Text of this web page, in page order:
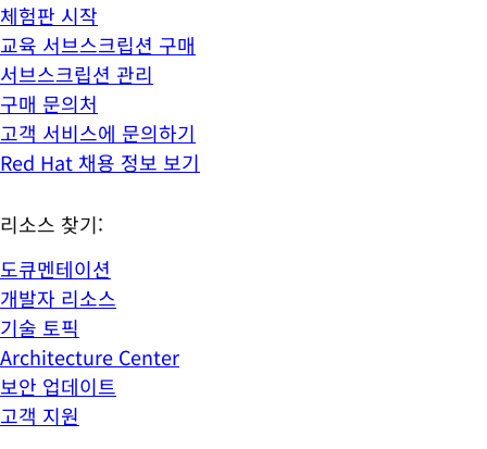
체험판 시작
교육 서브스크립션 구매
서브스크립션 관리
구매 문의처
고객 서비스에 문의하기
Red Hat 채용 정보 보기
리소스 찾기:
도큐멘테이션
개발자 리소스
기술 토픽
Architecture Center
보안 업데이트
고객 지원